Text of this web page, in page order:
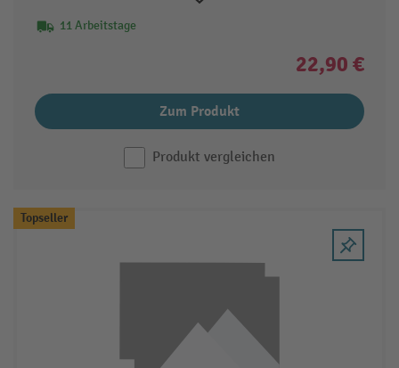
11 Arbeitstage
22,90 €
Zum Produkt
Produkt vergleichen
Topseller